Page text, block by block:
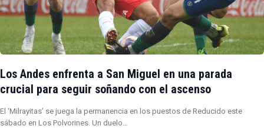
Los Andes enfrenta a San Miguel en una parada
crucial para seguir soñando con el ascenso
El ‘Milrayitas’ se juega la permanencia en los puestos de Reducido este
sábado en Los Polvorines. Un duelo…